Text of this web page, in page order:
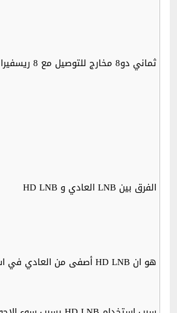
ثماني دو8 مخارج للتوصيل مع 8 ريسفيرات ويستخدم للاستقبال من قمر واحد
الفرق بين LNB العادي و HD LNB
هو ان HD LNB أصفى من العادي في استقبال قنوات الــــ HD و يجب ان يكون من 0.1dB الى 0.3dB ( درجة الضوضاء) و ما لن تلاحظ الفرق بين LNB و HD LNB و (الاشارة) السيغنال عالي